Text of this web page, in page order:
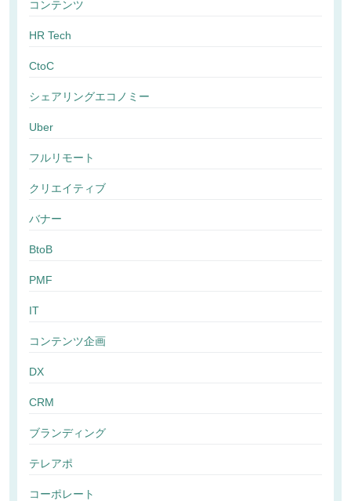
コンテンツ
HR Tech
CtoC
シェアリングエコノミー
Uber
フルリモート
クリエイティブ
バナー
BtoB
PMF
IT
コンテンツ企画
DX
CRM
ブランディング
テレアポ
コーポレート